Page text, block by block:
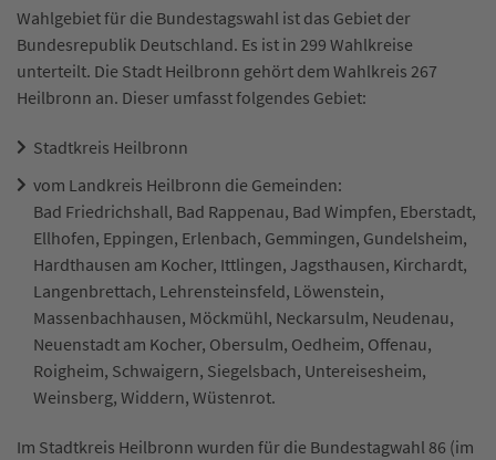
Wahlgebiet für die Bundestagswahl ist das Gebiet der
Bundesrepublik Deutschland. Es ist in 299 Wahlkreise
unterteilt. Die Stadt Heilbronn gehört dem Wahlkreis 267
Heilbronn an. Dieser umfasst folgendes Gebiet:
Stadtkreis Heilbronn
vom Landkreis Heilbronn die Gemeinden:
Bad Friedrichshall, Bad Rappenau, Bad Wimpfen, Eberstadt,
Ellhofen, Eppingen, Erlenbach, Gemmingen, Gundelsheim,
Hardthausen am Kocher, Ittlingen, Jagsthausen, Kirchardt,
Langenbrettach, Lehrensteinsfeld, Löwenstein,
Massenbachhausen, Möckmühl, Neckarsulm, Neudenau,
Neuenstadt am Kocher, Obersulm, Oedheim, Offenau,
Roigheim, Schwaigern, Siegelsbach, Untereisesheim,
Weinsberg, Widdern, Wüstenrot.
Im Stadtkreis Heilbronn wurden für die Bundestagwahl 86 (im